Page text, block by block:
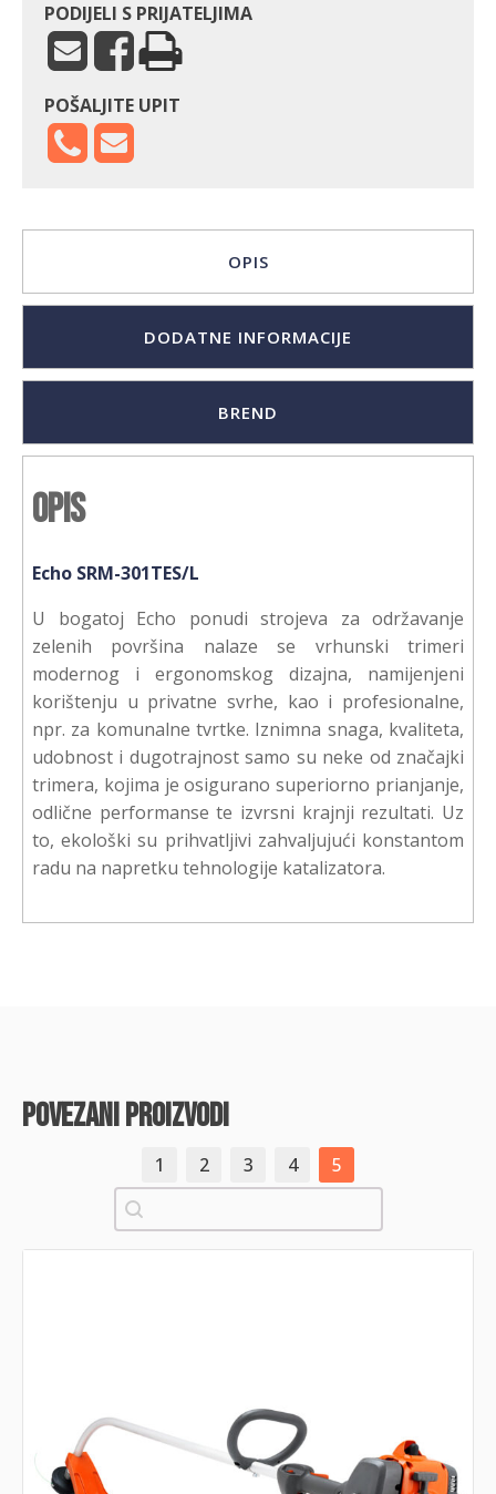
PODIJELI S PRIJATELJIMA
POŠALJITE UPIT
OPIS
DODATNE INFORMACIJE
BREND
Opis
Echo SRM-301TES/L
U bogatoj Echo ponudi strojeva za održavanje
zelenih površina nalaze se vrhunski trimeri
modernog i ergonomskog dizajna, namijenjeni
korištenju u privatne svrhe, kao i profesionalne,
npr. za komunalne tvrtke. Iznimna snaga, kvaliteta,
udobnost i dugotrajnost samo su neke od značajki
trimera, kojima je osigurano superiorno prianjanje,
odlične performanse te izvrsni krajnji rezultati. Uz
to, ekološki su prihvatljivi zahvaljujući konstantom
radu na napretku tehnologije katalizatora.
povezani proizvodi
1 2 3 4
5
Pretraži